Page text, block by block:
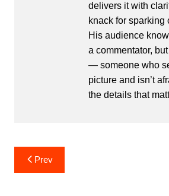
delivers it with
knack for sparking
His audience
a commentator,
— someone who
picture and isn’t
the details that
Post
navigation
Prev